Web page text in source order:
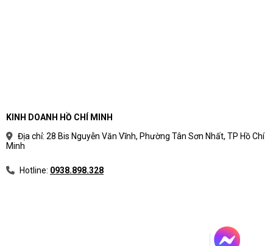
KINH DOANH HỒ CHÍ MINH
Địa chỉ: 28 Bis Nguyễn Văn Vĩnh, Phường Tân Sơn Nhất, TP Hồ Chí
Minh
Hotline: 0938.898.328